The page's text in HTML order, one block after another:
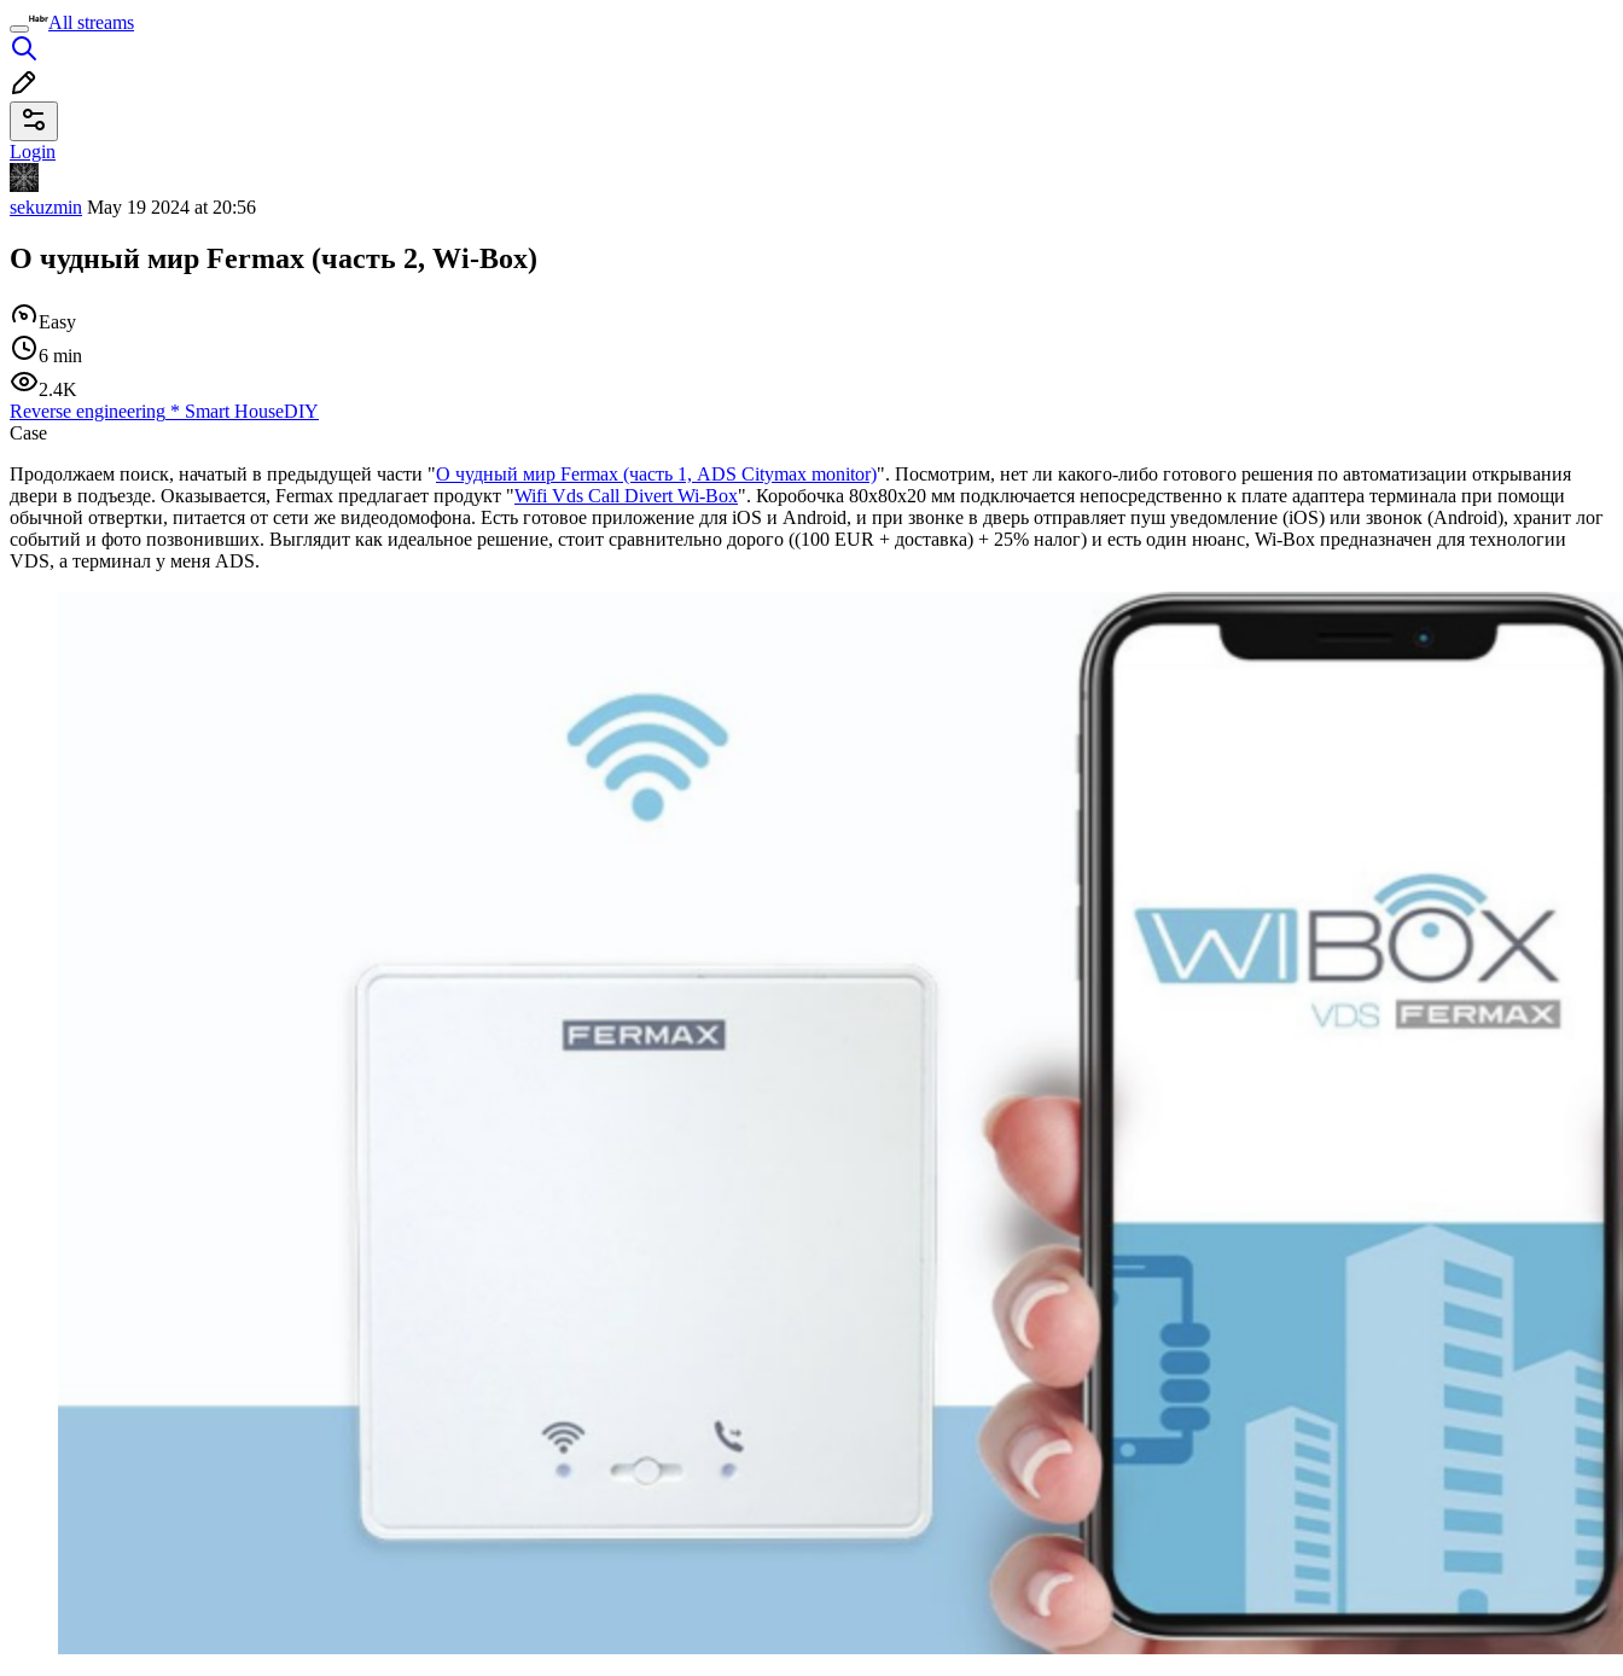
All streams
Login
sekuzmin May 19 2024 at 20:56
О чудный мир Fermax (часть 2, Wi-Box)
Easy
6 min
2.4K
Reverse engineering * Smart HouseDIY
Case
Продолжаем поиск, начатый в предыдущей части "О чудный мир Fermax (часть 1, ADS Citymax monitor)". Посмотрим, нет ли какого-либо готового решения по автоматизации открывания
двери в подъезде. Оказывается, Fermax предлагает продукт "Wifi Vds Call Divert Wi-Box". Коробочка 80х80х20 мм подключается непосредственно к плате адаптерa терминала при помощи
обычной отвертки, питается от сети же видеодомофона. Есть готовое приложение для iOS и Android, и при звонке в дверь отправляет пуш уведомление (iOS) или звонок (Android), хранит лог
событий и фото позвонивших. Выглядит как идеальное решение, стоит сравнительно дорого ((100 EUR + доставка) + 25% налог) и есть один нюанс, Wi-Box предназначен для технологии
VDS, а терминал у меня ADS.